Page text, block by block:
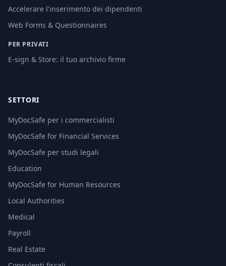
Accelerare l'inserimento dei dipendenti
Web Forms & Questionnaires
PER PRIVATI
E-sign & Store: il tuo archivio firme
SETTORI
MyDocSafe per i commercialisti
MyDocSafe for Financial Services
MyDocSafe per studi legali
Education
MyDocSafe for Human Resources
Local Authorities
Medical
Payroll
Real Estate